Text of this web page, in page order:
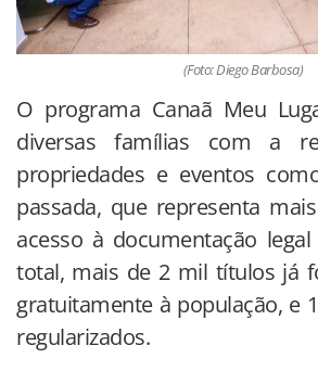
(Foto: Diego Barbosa)
O programa Canaã Meu
diversas famílias com a
propriedades e eventos
passada, que representa
acesso à documentação
total, mais de 2 mil títulos já
gratuitamente à população, e
regularizados.